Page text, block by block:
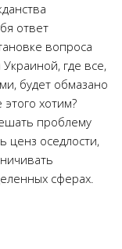
ответ
вопроса
где все,
будет обмазано
хотим?
проблему
ценз оседлости,
сферах.